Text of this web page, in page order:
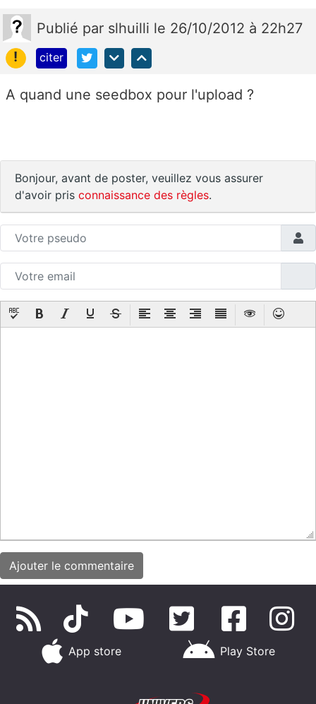
Publié par slhuilli le 26/10/2012 à 22h27
!
citer
A quand une seedbox pour l'upload ?
Bonjour, avant de poster, veuillez vous assurer
d'avoir pris connaissance des règles.
App store Play Store